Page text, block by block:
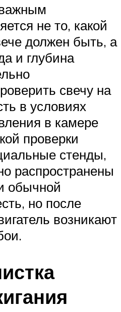
не то, какой
должен быть, а
и глубина
свечу на
в условиях
в камере
проверки
стенды,
распространены
обычной
но после
возникают